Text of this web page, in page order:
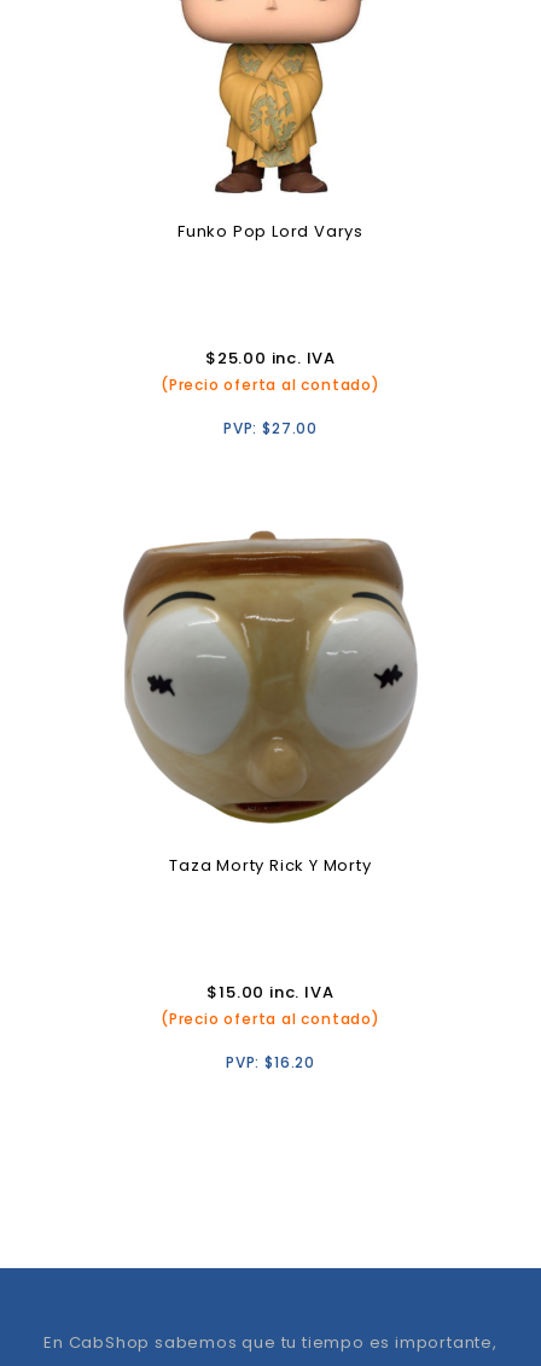
Funko Pop Lord Varys
$25.00 inc. IVA
(Precio oferta al contado)
PVP:$27.00
Taza Morty Rick Y Morty
$15.00 inc. IVA
(Precio oferta al contado)
PVP:$16.20
En CabShop sabemos que tu tiempo es importante,